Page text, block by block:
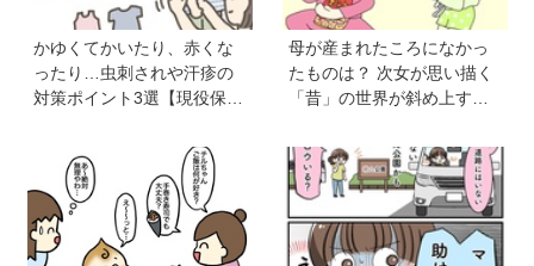
かゆくてかいたり、赤くな
ったり…虫刺されや汗疹の
対策ポイント3選【現役保育
母が産まれたころになかっ
たものは？ 次女が思い描く
「昔」の世界が斜め上すぎ